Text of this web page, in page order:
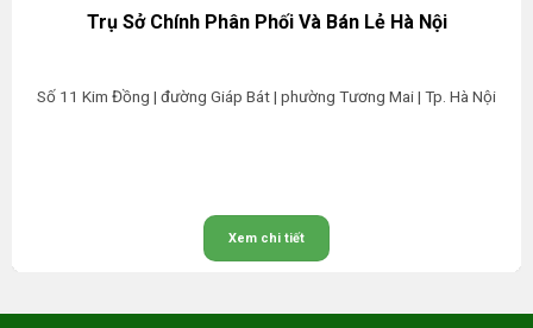
Trụ Sở Chính Phân Phối Và Bán Lẻ Hà Nội
Số 11 Kim Đồng | đường Giáp Bát | phường Tương Mai | Tp. Hà Nội
Xem chi tiết